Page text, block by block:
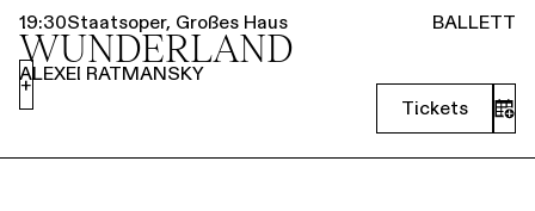
19:30Staatsoper, Großes Haus BALLETT
WUNDERLAND
ALEXEI RATMANSKY
Tickets
+